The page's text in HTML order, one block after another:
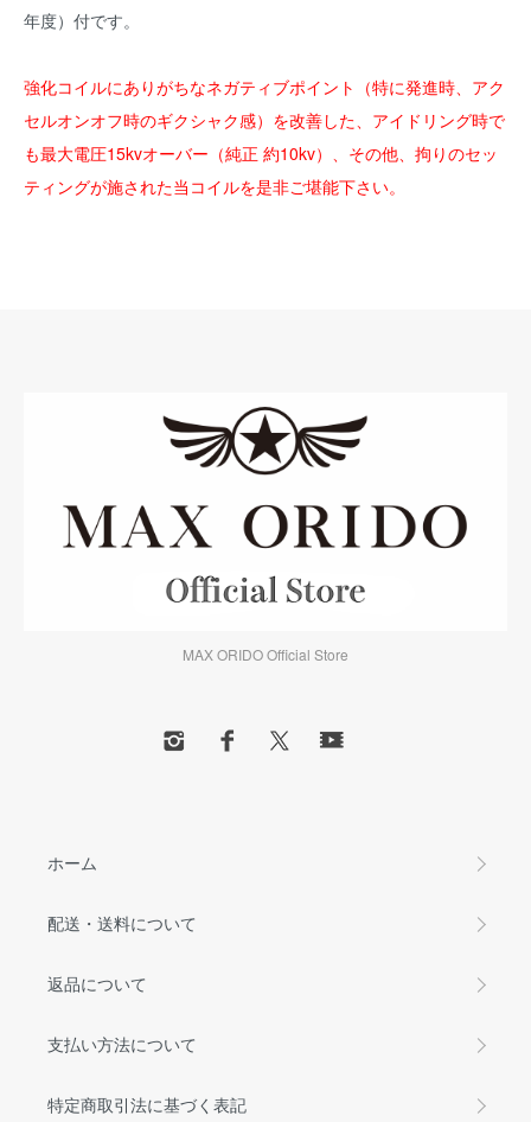
年度）付です。
強化コイルにありがちなネガティブポイント（特に発進時、アク
セルオンオフ時のギクシャク感）を改善した、アイドリング時で
も最大電圧15kvオーバー（純正 約10kv）、その他、拘りのセッ
ティングが施された当コイルを是非ご堪能下さい。
MAX ORIDO Official Store
ホーム
配送・送料について
返品について
支払い方法について
特定商取引法に基づく表記